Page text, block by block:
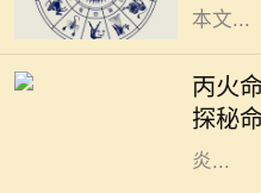
本文...
丙火
探秘
在中国
理论是
础。其
情、光
炎...
在中华